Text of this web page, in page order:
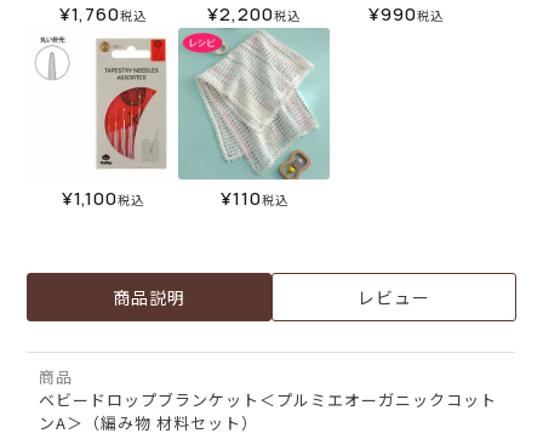
¥1,760税込 ¥2,200税込 ¥990税込
¥1,100税込 ¥110税込
商品説明 レビュー
商品
ベビードロップブランケット＜プルミエオーガニックコット
ンA＞（編み物 材料セット）